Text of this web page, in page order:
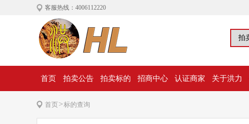
客服热线：4006112220
首页 拍卖公告 拍卖标的 招商中心 认证商家 关于洪力
首页>标的查询